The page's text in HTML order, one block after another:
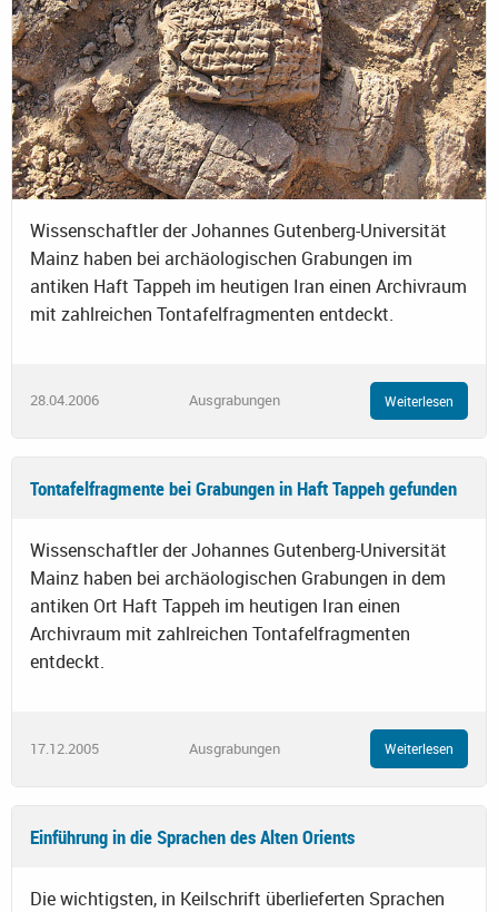
Wissenschaftler der Johannes Gutenberg-Universität
Mainz haben bei archäologischen Grabungen im
antiken Haft Tappeh im heutigen Iran einen Archivraum
mit zahlreichen Tontafelfragmenten entdeckt.
28.04.2006 Ausgrabungen Weiterlesen
Tontafelfragmente bei Grabungen in Haft Tappeh gefunden
Wissenschaftler der Johannes Gutenberg-Universität
Mainz haben bei archäologischen Grabungen in dem
antiken Ort Haft Tappeh im heutigen Iran einen
Archivraum mit zahlreichen Tontafelfragmenten
entdeckt.
17.12.2005 Ausgrabungen Weiterlesen
Einführung in die Sprachen des Alten Orients
Die wichtigsten, in Keilschrift überlieferten Sprachen